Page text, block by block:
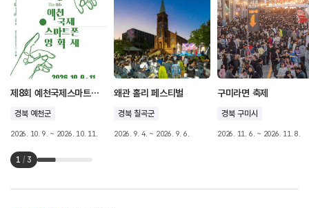
제8회 예천국제스마트폰영화제
경북 예천군
2026. 10. 9. ~ 2026. 10. 11.
왜관 홀리 페스티벌
경북 칠곡군
2026. 9. 4. ~ 2026. 9. 6.
구미라면 축제
경북 구미시
2026. 11. 6. ~ 2026. 11. 8.
1 / 3